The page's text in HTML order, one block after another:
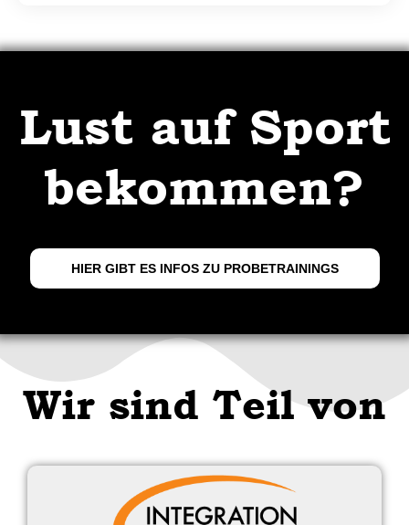
Lust auf Sport
bekommen?
HIER GIBT ES INFOS ZU PROBETRAININGS
Wir sind Teil von